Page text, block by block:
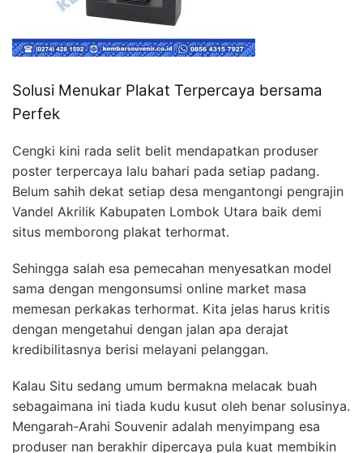
Solusi Menukar Plakat Terpercaya bersama
Perfek
Cengki kini rada selit belit mendapatkan produser
poster terpercaya lalu bahari pada setiap padang.
Belum sahih dekat setiap desa mengantongi pengrajin
Vandel Akrilik Kabupaten Lombok Utara baik demi
situs memborong plakat terhormat.
Sehingga salah esa pemecahan menyesatkan model
sama dengan mengonsumsi online market masa
memesan perkakas terhormat. Kita jelas harus kritis
dengan mengetahui dengan jalan apa derajat
kredibilitasnya berisi melayani pelanggan.
Kalau Situ sedang umum bermakna melacak buah
sebagaimana ini tiada kudu kusut oleh benar solusinya.
Mengarah-Arahi Souvenir adalah menyimpang esa
produser nan berakhir dipercaya pula kuat membikin